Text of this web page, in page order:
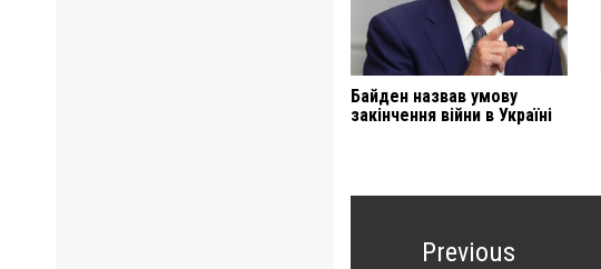
Байден назвав умову
закінчення війни в Україні
Навигация
Previous